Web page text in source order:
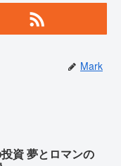
Mark
資 夢とロマンの